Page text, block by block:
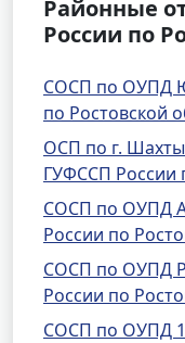
Районные
России по
СОСП по ОУПД
по Ростовской
ОСП по г.
ГУФССП России
СОСП по ОУПД
России по
СОСП по ОУПД
России по
СОСП по ОУПД